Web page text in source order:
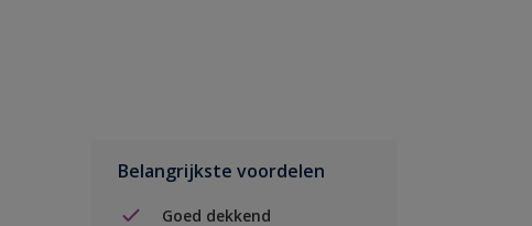
Belangrijkste voordelen
Goed dekkend